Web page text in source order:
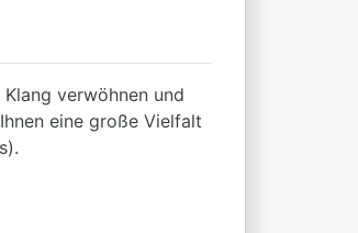
verwöhnen und
eine große Vielfalt